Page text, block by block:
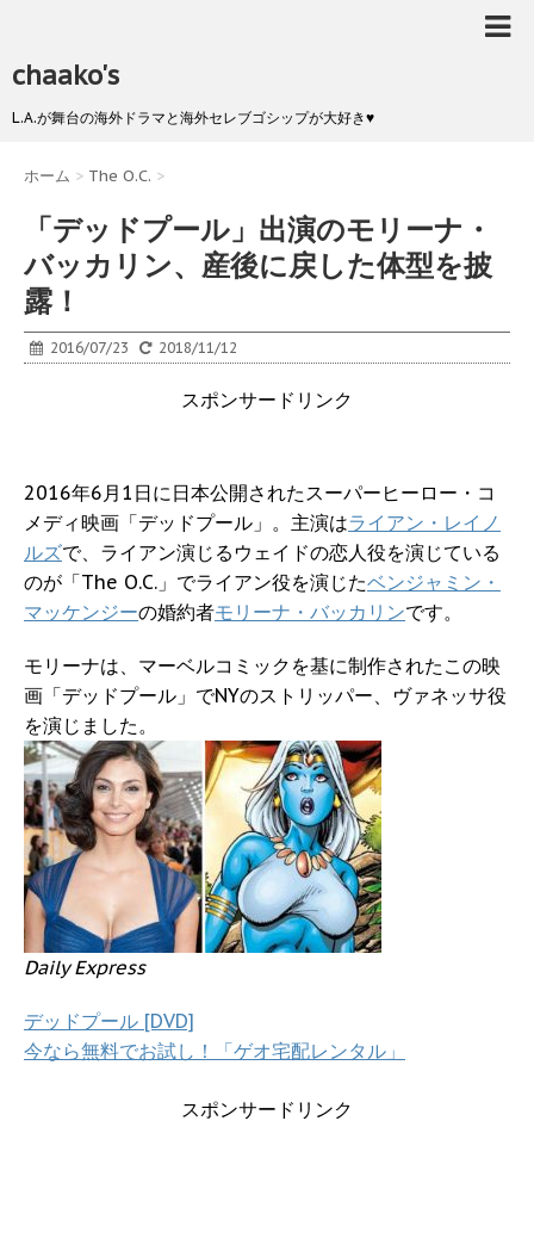
chaako's
L.A.が舞台の海外ドラマと海外セレブゴシップが大好き♥
ホーム > The O.C. >
「デッドプール」出演のモリーナ・
バッカリン、産後に戻した体型を披
露！
2016/07/23 2018/11/12
スポンサードリンク
2016年6月1日に日本公開されたスーパーヒーロー・コ
メディ映画「デッドプール」。主演はライアン・レイノ
ルズで、ライアン演じるウェイドの恋人役を演じている
のが「The O.C.」でライアン役を演じたベンジャミン・
マッケンジーの婚約者モリーナ・バッカリンです。
モリーナは、マーベルコミックを基に制作されたこの映
画「デッドプール」でNYのストリッパー、ヴァネッサ役
を演じました。
Daily Express
デッドプール [DVD]
今なら無料でお試し！「ゲオ宅配レンタル」
スポンサードリンク